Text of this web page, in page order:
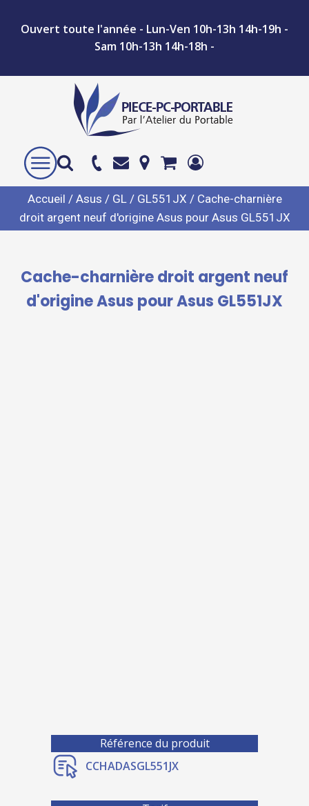
Ouvert toute l'année - Lun-Ven 10h-13h 14h-19h -
Sam 10h-13h 14h-18h -
Accueil / Asus / GL/ GL551JX / Cache-charnière
droit argent neuf d'origine Asus pour Asus GL551JX
Cache-charnière droit argent neuf
d'origine Asus pour Asus GL551JX
Référence du produit
CCHADASGL551JX